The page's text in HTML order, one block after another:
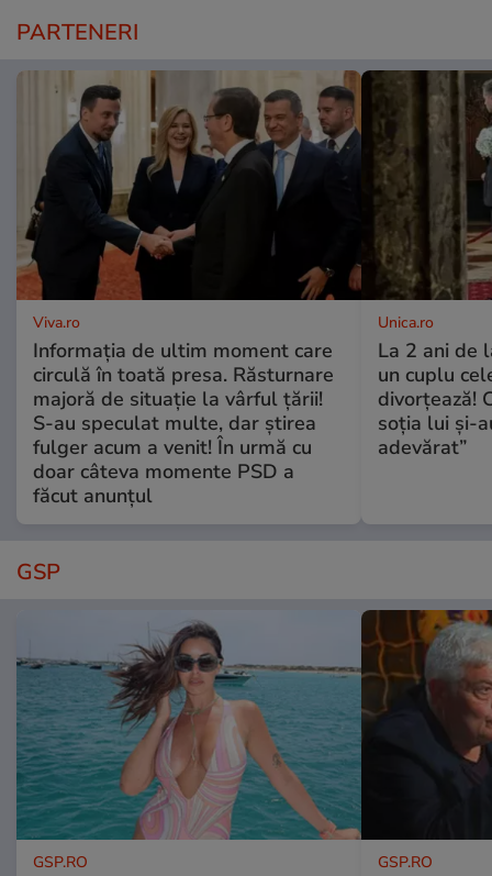
PARTENERI
Viva.ro
Informația de ultim moment care
circulă în toată presa. Răsturnare
majoră de situație la vârful țării!
S-au speculat multe, dar știrea
fulger acum a venit! În urmă cu
doar câteva momente PSD a
făcut anunțul
Unica.ro
La 2 ani de
un cuplu
divorțează!
soția lui și-
adevărat”
GSP
GSP.RO GSP.RO